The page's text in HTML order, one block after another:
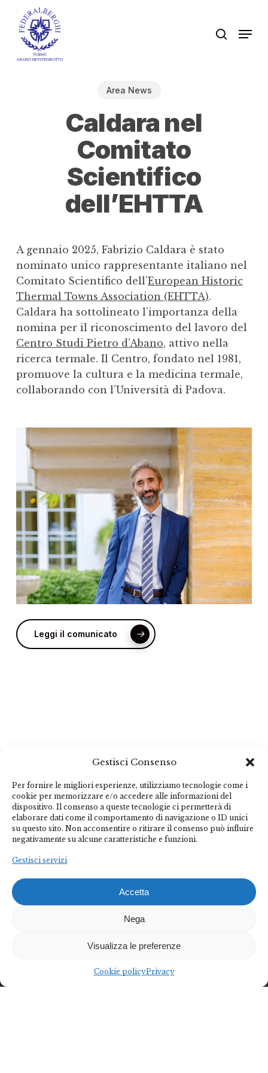
Gestisci Consenso
Per fornire le migliori esperienze, utilizziamo tecnologie come i
cookie per memorizzare e/o accedere alle informazioni del
dispositivo. Il consenso a queste tecnologie ci permetterà di
elaborare dati come il comportamento di navigazione o ID unici
su questo sito. Non acconsentire o ritirare il consenso può influire
negativamente su alcune caratteristiche e funzioni.
Gestisci servizi
Accetta
Nega
Visualizza le preferenze
Cookie policyPrivacy
main
content
Area News
Caldara nel
Comitato
Scientifico
dell’EHTTA
A gennaio 2025, Fabrizio Caldara è stato
nominato unico rappresentante italiano nel
Comitato Scientifico dell’European Historic
Thermal Towns Association (EHTTA).
Caldara ha sottolineato l’importanza della
nomina per il riconoscimento del lavoro del
Centro Studi Pietro d’Abano, attivo nella
ricerca termale. Il Centro, fondato nel 1981,
promuove la cultura e la medicina termale,
collaborando con l’Università di Padova.
Leggi il comunicato